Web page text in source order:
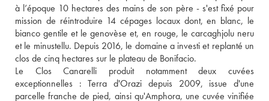
à l’époque 10 hectares des mains de son père - s'est fixé pour
mission de réintroduire 14 cépages locaux dont, en blanc, le
bianco gentile et le genovèse et, en rouge, le carcaghjolu neru
et le minustellu. Depuis 2016, le domaine a investi et replanté un
clos de cinq hectares sur le plateau de Bonifacio.
Le Clos Canarelli produit notamment deux cuvées
exceptionnelles : Terra d'Orazi depuis 2009, issue d'une
parcelle franche de pied, ainsi qu'Amphora, une cuvée vinifiée